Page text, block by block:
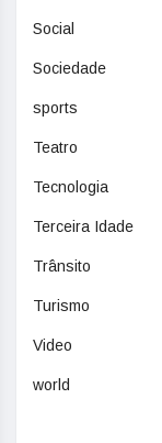
Social
Sociedade
sports
Teatro
Tecnologia
Terceira Idade
Trânsito
Turismo
Video
world